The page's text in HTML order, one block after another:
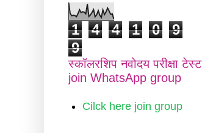
1 4 4 1 0
9
9
स्कॉलरशिप नवोदय परीक्षा टेस्ट
join WhatsApp group
Cilck here join group